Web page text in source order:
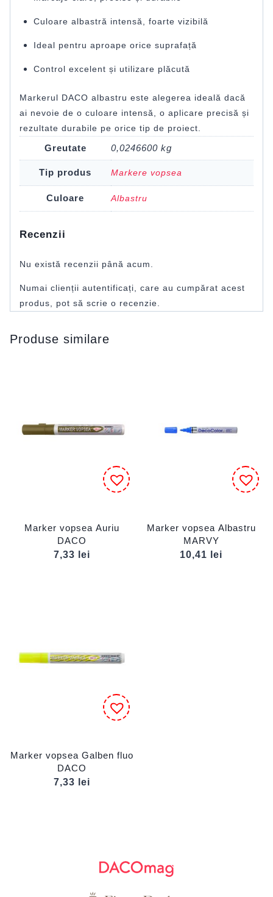
Culoare albastră intensă, foarte vizibilă
Ideal pentru aproape orice suprafață
Control excelent și utilizare plăcută
Markerul DACO albastru este alegerea ideală dacă
ai nevoie de o culoare intensă, o aplicare precisă și
rezultate durabile pe orice tip de proiect.
Greutate 0,0246600 kg
Tip produs Markere vopsea
Culoare Albastru
Recenzii
Nu există recenzii până acum.
Numai clienții autentificați, care au cumpărat acest
produs, pot să scrie o recenzie.
Produse similare
Marker vopsea Auriu
DACO
7,33
lei
Marker vopsea Albastru
MARVY
10,41
lei
Marker vopsea Galben fluo
DACO
7,33
lei